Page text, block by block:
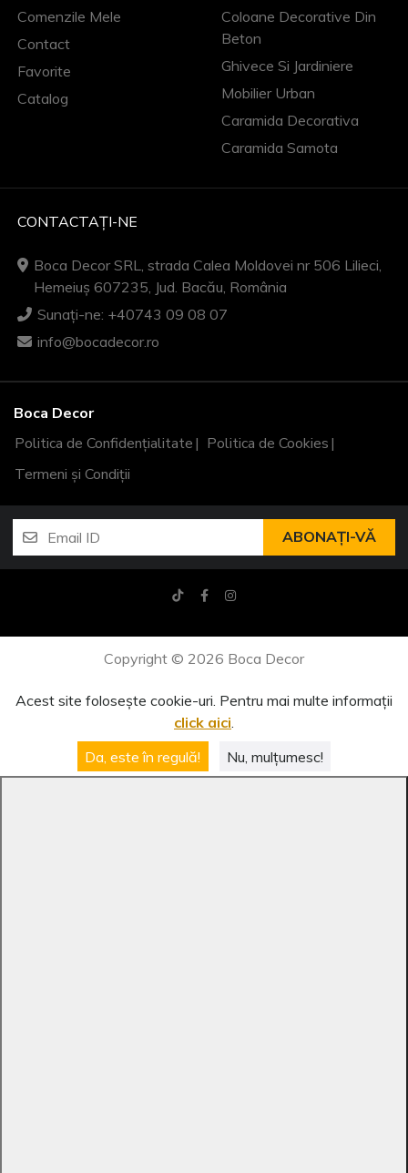
Comenzile Mele
Contact
Favorite
Catalog
Coloane Decorative Din
Beton
Ghivece Si Jardiniere
Mobilier Urban
Caramida Decorativa
Caramida Samota
CONTACTAȚI-NE
Boca Decor SRL, strada Calea Moldovei nr 506 Lilieci,
Hemeiuș 607235, Jud. Bacău, România
Sunați-ne: +40743 09 08 07
info@bocadecor.ro
Boca Decor
Politica de Confidențialitate
Politica de Cookies
Termeni și Condiții
ABONAȚI-VĂ
Copyright © 2026 Boca Decor
Acest site folosește cookie-uri. Pentru mai multe informații
click aici
Da, este în regulă!
Nu, mulțumesc!